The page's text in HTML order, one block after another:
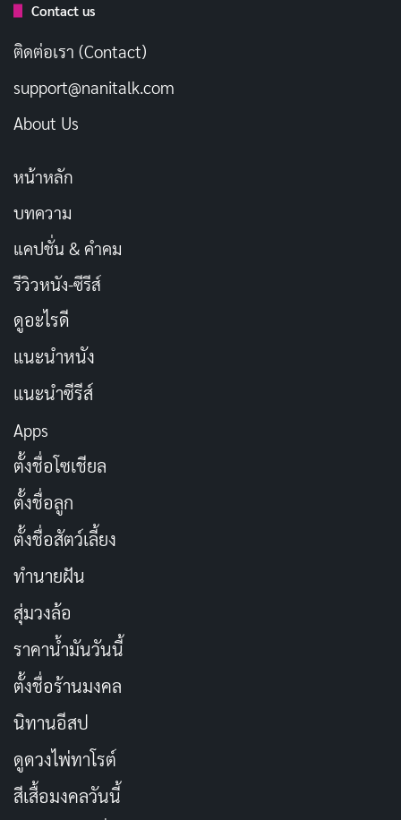
เธอเริ่มกวาดรางวัลจากเวทีต่าง ๆ ตั้งแต่ปี 2013 จนถึงการ
คว้ารางวัล Best Actress จาก DMM Adult Awards 2016
วงการต่อไป ปัจจุบันเธอยังคงแสดงและทำกิจกรรม
สาธารณะอย่างต่อเนื่อง
ข้อมูลส่วนตัวของ Hibiki Otsuki
รายการ
ชื่อในวงการ
ชื่อภาษาอังกฤษ
ชื่อญี่ปุ่น
สัญชาติ
อาชีพ
ปีที่เดบิวต์
ค่ายที่เกี่ยวข้อง
ช่องทางติดตาม
Contact us
ติดต่อเรา (Contact)
support@nanitalk.com
About Us
หน้าหลัก
บทความ
แคปชั่น & คำคม
รีวิวหนัง-ซีรีส์
ดูอะไรดี
แนะนำหนัง
แนะนำซีรีส์
Apps
ตั้งชื่อโซเชียล
ตั้งชื่อลูก
ตั้งชื่อสัตว์เลี้ยง
ทำนายฝัน
สุ่มวงล้อ
ราคาน้ำมันวันนี้
ตั้งชื่อร้านมงคล
นิทานอีสป
ดูดวงไพ่ทาโรต์
สีเสื้อมงคลวันนี้